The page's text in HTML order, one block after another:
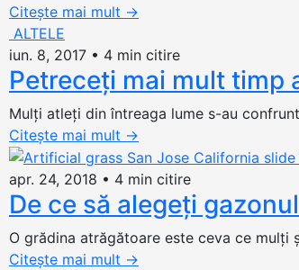
Citește mai mult →
ALTELE
iun. 8, 2017 • 4 min citire
Petreceţi mai mult timp
Mulţi atleţi din întreaga lume s-au
Citește mai mult →
apr. 24, 2018 • 4 min citire
De ce să alegeți
O grădina atrăgătoare este ceva ce mulți
Citește mai mult →